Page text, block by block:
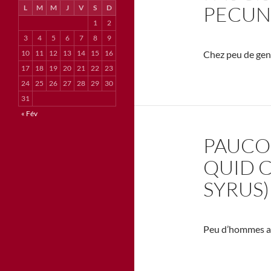
Chez peu de
QUID
SYRUS)
Peu d’hommes
L M M J V S
D
1
2
3
4 5 6 7 8
9
10
11 12 13 14 15
16
17
18 19 20 21 22 23
24 25 26 27 28 29
30
31
« Fév